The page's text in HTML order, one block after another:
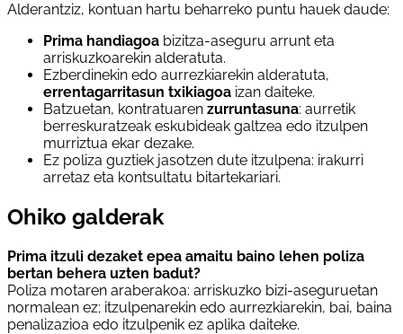
Alderantziz, kontuan hartu beharreko puntu hauek daude:
Prima handiagoa bizitza-aseguru arrunt eta
arriskuzkoarekin alderatuta.
Ezberdinekin edo aurrezkiarekin alderatuta,
errentagarritasun txikiagoa izan daiteke.
Batzuetan, kontratuaren zurruntasuna: aurretik
berreskuratzeak eskubideak galtzea edo itzulpen
murriztua ekar dezake.
Ez poliza guztiek jasotzen dute itzulpena: irakurri
arretaz eta kontsultatu bitartekariari.
Ohiko galderak
Prima itzuli dezaket epea amaitu baino lehen poliza
bertan behera uzten badut?
Poliza motaren araberakoa: arriskuzko bizi-aseguruetan
normalean ez; itzulpenarekin edo aurrezkiarekin, bai, baina
penalizazioa edo itzulpenik ez aplika daiteke.